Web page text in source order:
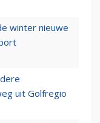
winter nieuwe
uit Golfregio